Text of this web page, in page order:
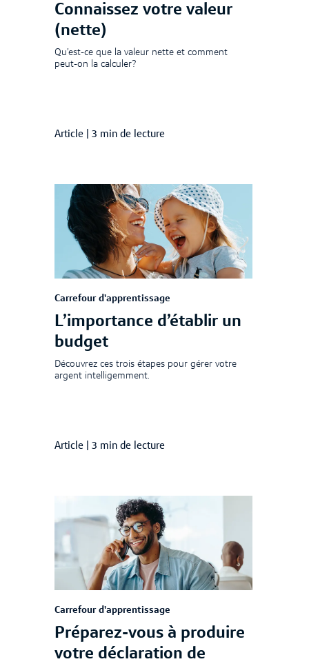
Connaissez votre valeur
(nette)
Qu’est-ce que la valeur nette et comment
peut-on la calculer?
Article 3 min de lecture
Carrefour d'apprentissage
L’importance d’établir un
budget
Découvrez ces trois étapes pour gérer votre
argent intelligemment.
Article 3 min de lecture
Carrefour d'apprentissage
Préparez-vous à produire
votre déclaration de